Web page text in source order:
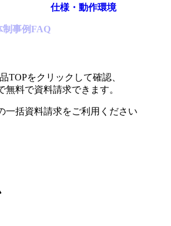
仕様・動作環境
事例FAQ
TOPをクリックして確認、
料で資料請求できます。
一括資料請求をご利用ください